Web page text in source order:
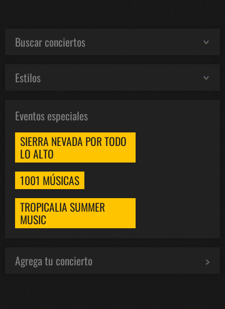
Buscar conciertos
Estilos
Eventos especiales
SIERRA NEVADA POR TODO
LO ALTO
1001 MÚSICAS
TROPICALIA SUMMER
MUSIC
Agrega tu concierto